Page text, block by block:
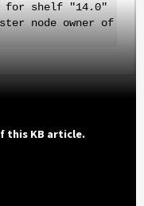
for shelf "14.0"
node owner of
this KB article.